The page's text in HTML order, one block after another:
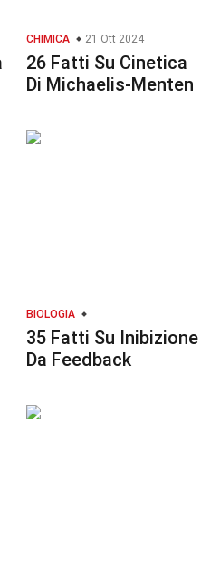
CHIMICA 21 Ott 2024
26 Fatti Su Cinetica
Di Michaelis-Menten
BIOLOGIA
35 Fatti Su Inibizione
Da Feedback